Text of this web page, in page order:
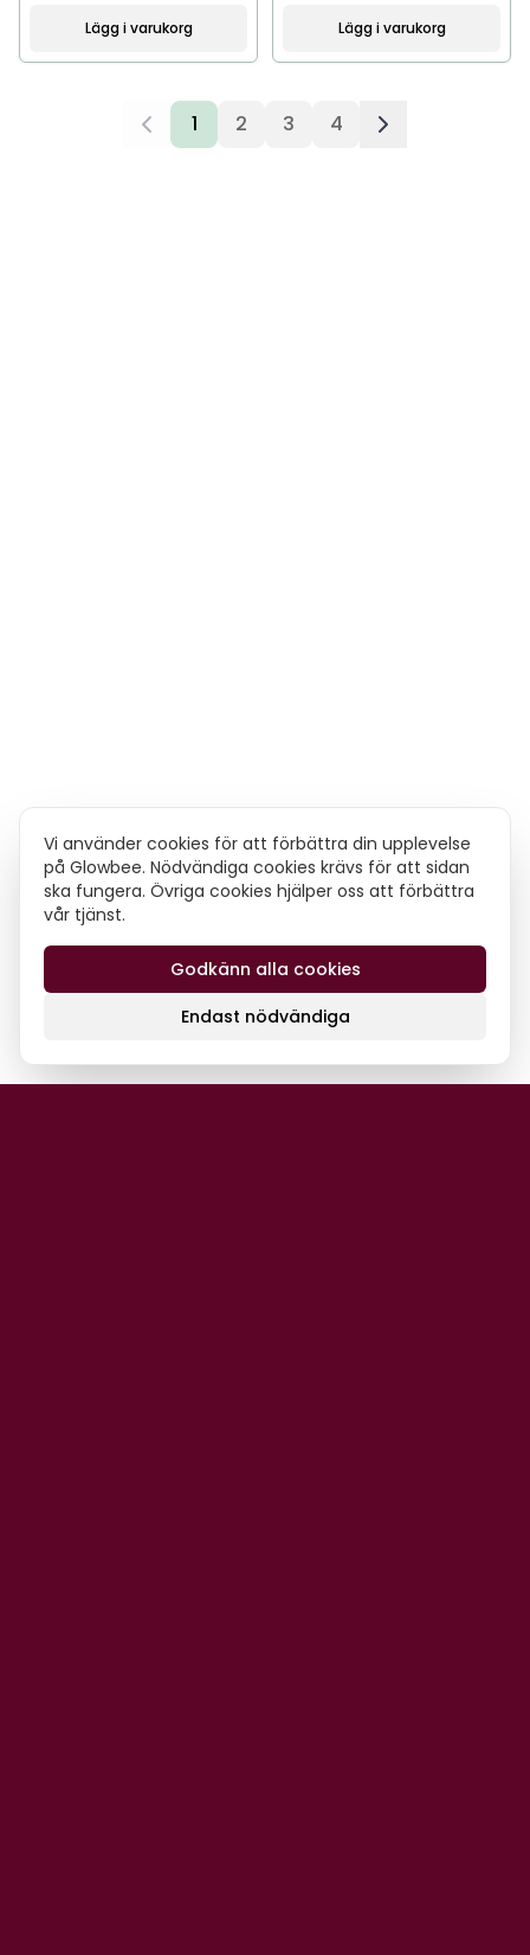
Vi använder cookies för att förbättra din upplevelse
på Glowbee. Nödvändiga cookies krävs för att sidan
ska fungera. Övriga cookies hjälper oss att förbättra
vår tjänst.
Endast nödvändiga
Godkänn alla cookies
Lägg i varukorg Lägg i varukorg
1 2 3 4